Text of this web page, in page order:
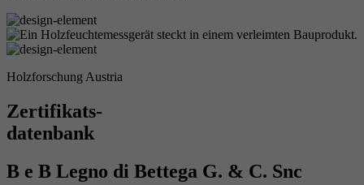
Holzforschung Austria
Zertifikats-
datenbank
B e B Legno di Bettega G. & C. Snc